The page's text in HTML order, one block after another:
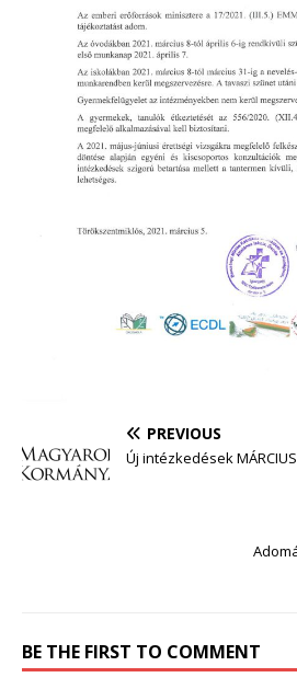
PREVIOUS
Új intézkedések
BE THE FIRST TO COMMENT